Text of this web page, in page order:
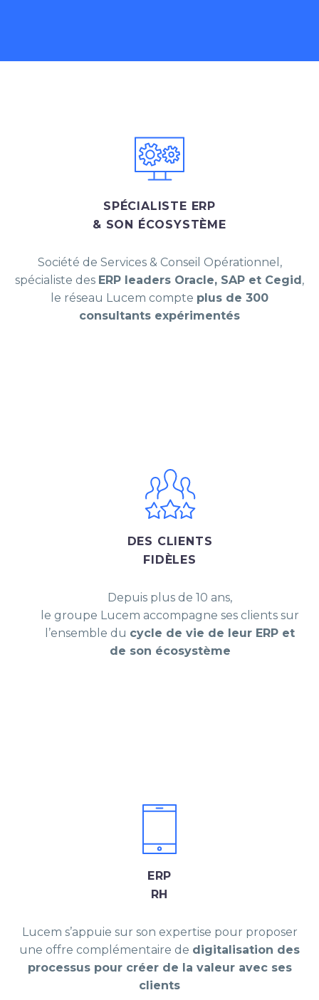
SPÉCIALISTE ERP
& SON ÉCOSYSTÈME
Société de Services & Conseil Opérationnel,
spécialiste des ERP leaders Oracle, SAP et Cegid,
le réseau Lucem compte plus de 300
consultants expérimentés
DES CLIENTS
FIDÈLES
Depuis plus de 10 ans,
le groupe Lucem accompagne ses clients sur
l’ensemble du cycle de vie de leur ERP et
de son écosystème
ERP
RH
Lucem s’appuie sur son expertise pour proposer
une offre complémentaire de digitalisation des
processus pour créer de la valeur avec ses
clients